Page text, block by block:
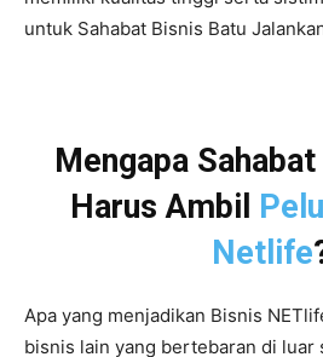
untuk Sahabat Bisnis Batu
Mengapa
Harus Ambil
Netlife
Apa yang menjadikan Bisnis
bisnis lain yang bertebaran di luar